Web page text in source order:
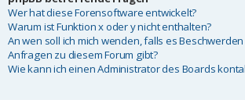
Wer hat diese Forensoftware entwickelt?
Warum ist Funktion x oder y nicht enthalten?
An wen soll ich mich wenden, falls es
Anfragen zu diesem Forum gibt?
Wie kann ich einen Administrator des Boards